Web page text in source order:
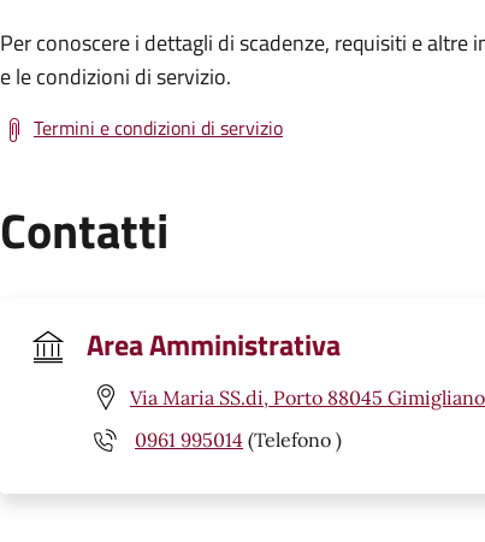
Per conoscere i dettagli di scadenze, requisiti e
e le condizioni di servizio.
Termini e condizioni di servizio
Contatti
Area Amministrativa
Via Maria SS.di, Porto 88045
0961 995014 (Telefono )